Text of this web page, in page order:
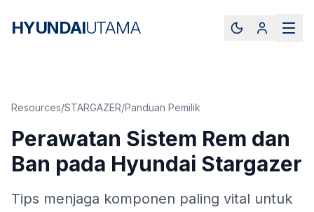
HYUNDAIUTAMA
Resources/STARGAZER/Panduan Pemilik
Perawatan Sistem Rem dan
Ban pada Hyundai Stargazer
Tips menjaga komponen paling vital untuk